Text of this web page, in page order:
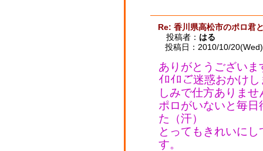
Re: 香川県高松市のポロ君
投稿者： はる
投稿日：2010/10/
ありがとうございま
ｲﾛｲﾛご迷惑おかけ
しみで仕方ありませ
ポロがいないと毎
た（汗）
とってもきれいに
す。